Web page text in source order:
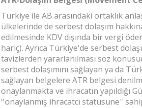
Türkiye ile AB arasındaki ortaklık
ülkelerinde de serbest dolaşım
edilmesinde KDV dışında bir vergi
hariç). Ayrıca Türkiye'de serbest
tavizlerden yararlanılması söz
serbest dolaşımını sağlayan ya da
sağlayan belgelere ATR belgesi
onaylanmakta ve ihracatın yapıldığı
''onaylanmış ihracatcı statüsüne''